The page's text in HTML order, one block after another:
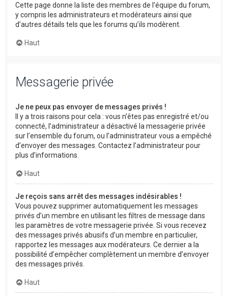
Cette page donne la liste des membres de l’équipe du forum,
y compris les administrateurs et modérateurs ainsi que
d’autres détails tels que les forums qu’ils modèrent.
Haut
Messagerie privée
Je ne peux pas envoyer de messages privés !
Il y a trois raisons pour cela : vous n’êtes pas enregistré et/ou
connecté, l’administrateur a désactivé la messagerie privée
sur l’ensemble du forum, ou l’administrateur vous a empêché
d’envoyer des messages. Contactez l’administrateur pour
plus d’informations.
Haut
Je reçois sans arrêt des messages indésirables !
Vous pouvez supprimer automatiquement les messages
privés d’un membre en utilisant les filtres de message dans
les paramètres de votre messagerie privée. Si vous recevez
des messages privés abusifs d’un membre en particulier,
rapportez les messages aux modérateurs. Ce dernier a la
possibilité d’empêcher complètement un membre d’envoyer
des messages privés.
Haut